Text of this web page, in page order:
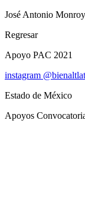
José Antonio
Regresar
Apoyo PAC 2021
instagram
Estado de México
Apoyos